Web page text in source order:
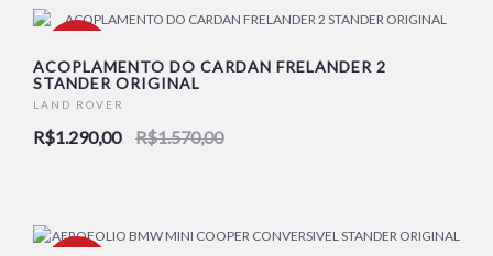
ACOPLAMENTO DO CARDAN FRELANDER 2
STANDER ORIGINAL
LAND ROVER
R$1.290,00 R$1.570,00